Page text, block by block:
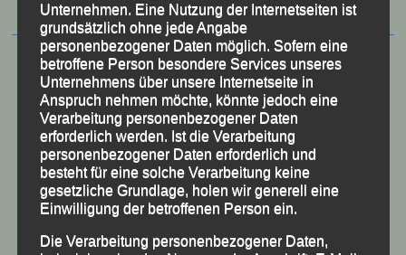
Unternehmen. Eine Nutzung der Internetseiten ist
grundsätzlich ohne jede Angabe
personenbezogener Daten möglich. Sofern eine
betroffene Person besondere Services unseres
Unternehmens über unsere Internetseite in
Anspruch nehmen möchte, könnte jedoch eine
Verarbeitung personenbezogener Daten
erforderlich werden. Ist die Verarbeitung
personenbezogener Daten erforderlich und
besteht für eine solche Verarbeitung keine
gesetzliche Grundlage, holen wir generell eine
Einwilligung der betroffenen Person ein.
Die Verarbeitung personenbezogener Daten,